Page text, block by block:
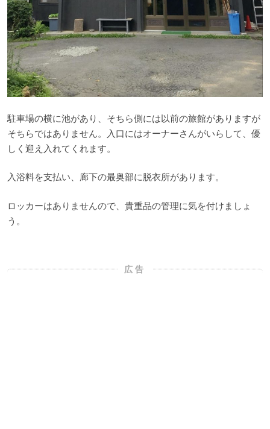
駐車場の横に池があり、そちら側には以前の旅館がありますが
そちらではありません。入口にはオーナーさんがいらして、優
しく迎え入れてくれます。
入浴料を支払い、廊下の最奥部に脱衣所があります。
ロッカーはありませんので、貴重品の管理に気を付けましょ
う。